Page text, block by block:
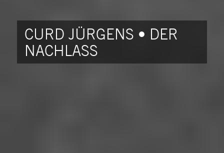
CURD JÜRGENS • DER
NACHLASS